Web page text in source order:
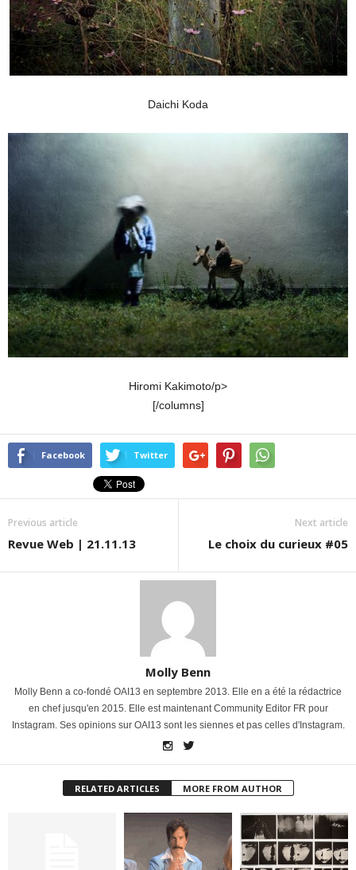
Daichi Koda
Hiromi Kakimoto/p>
[/columns]
Facebook Twitter
Previous article
Revue Web | 21.11.13
Next article
Le choix du curieux #05
Molly Benn
Molly Benn a co-fondé OAI13 en septembre 2013. Elle en a été la rédactrice
en chef jusqu'en 2015. Elle est maintenant Community Editor FR pour
Instagram. Ses opinions sur OAI13 sont les siennes et pas celles d'Instagram.
RELATED ARTICLES MORE FROM AUTHOR